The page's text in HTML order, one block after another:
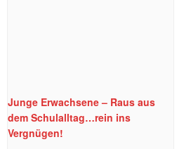
Junge Erwachsene – Raus aus
dem Schulalltag…rein ins
Vergnügen!